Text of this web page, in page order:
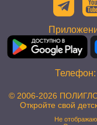
© 2006-2026
Откройте свой
Не